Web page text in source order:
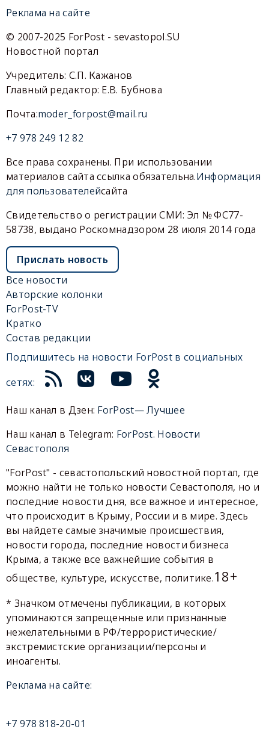
Реклама на сайте
© 2007-2025 ForPost - sevastopol.SU
Новостной портал
Учредитель: С.П. Кажанов
Главный редактор: Е.В. Бубнова
Почта:moder_forpost@mail.ru
+7 978 249 12 82
Все права сохранены. При использовании
материалов сайта ссылка обязательна.Информация
для пользователейсайта
Свидетельство о регистрации СМИ: Эл № ФС77-
58738, выдано Роскомнадзором 28 июля 2014 года
Прислать новость
Все новости
Авторские колонки
ForPost-TV
Кратко
Состав редакции
Подпишитесь на новости ForPost в социальных
сетях:
Наш канал в Дзен: ForPost— Лучшее
Наш канал в Telegram: ForPost. Новости
Севастополя
"ForPost" - севастопольский новостной портал, где
можно найти не только новости Севастополя, но и
последние новости дня, все важное и интересное,
что происходит в Крыму, России и в мире. Здесь
вы найдете самые значимые происшествия,
новости города, последние новости бизнеса
Крыма, а также все важнейшие события в
обществе, культуре, искусстве, политике.18+
* Значком отмечены публикации, в которых
упоминаются запрещенные или признанные
нежелательными в РФ/террористические/
экстремистские организации/персоны и
иноагенты.
Реклама на сайте:
+7 978 818-20-01